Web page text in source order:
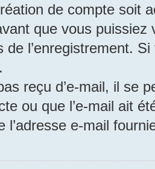
de compte soit
que vous
de l’enregistrement.
reçu d’e-mail, il se
ou que l’e-mail ait
l’adresse e-mail